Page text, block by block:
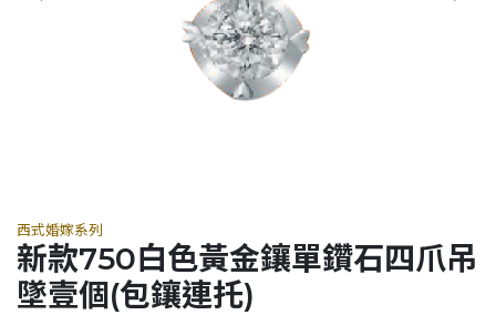
西式婚嫁系列
新款750白色黃金鑲單鑽石四爪吊
墜壹個(包鑲連托)